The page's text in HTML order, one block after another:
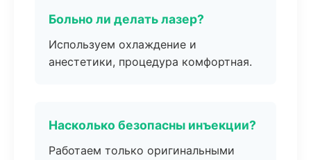
Больно ли делать лазер?
Используем охлаждение и
анестетики, процедура комфортная.
Насколько безопасны инъекции?
Работаем только оригинальными